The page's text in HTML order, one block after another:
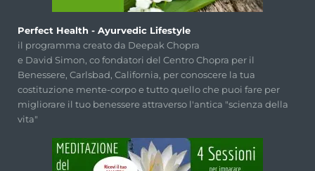
Perfect Health - Ayurvedic Lifestyle
il programma creato da Deepak Chopra
e David Simon, co fondatori del Centro Chopra per il
Benessere, Carlsbad, California, per conoscere la tua
costituzione mente-corpo e tutto quello che puoi fare per
migliorare il tuo benessere attraverso l'antica "scienza della
vita"